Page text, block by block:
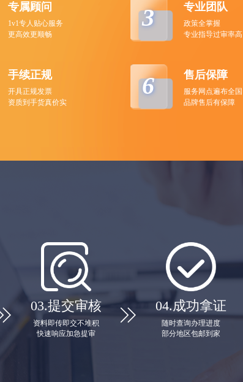
专属顾问
1v1专人贴心服务
更高效更顺畅
3 专业团队
政策全掌握
专业指导过审率高
手续正规
开具正规发票
资质到手货真价实
6 售后保障
服务网点遍布全国
品牌售后有保障
03.提交审核
资料即传即交不堆积
快速响应加急提审
 04.成功拿证
随时查询办理进度
部分地区包邮到家